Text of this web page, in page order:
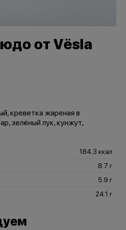
от Vёsla
креветка жареная в
зелёный лук, кунжут,
184.3 ккал
8.7 г
5.9 г
24.1 г